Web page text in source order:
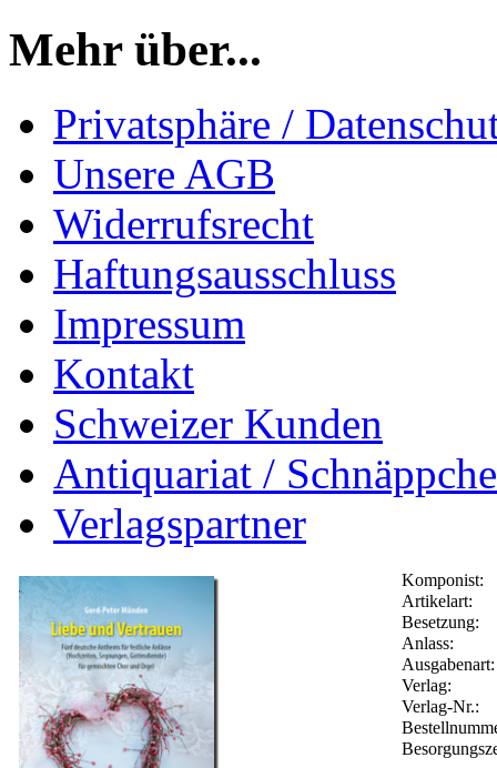
Mehr über...
Privatsphäre /
Unsere AGB
Widerrufsrecht
Haftungsausschluss
Impressum
Kontakt
Schweizer Kunden
Antiquariat /
Verlagspartner
Komponist:
Artikelart:
Besetzung:
Anlass:
Ausgabenart:
Verlag:
Verlag-Nr.: